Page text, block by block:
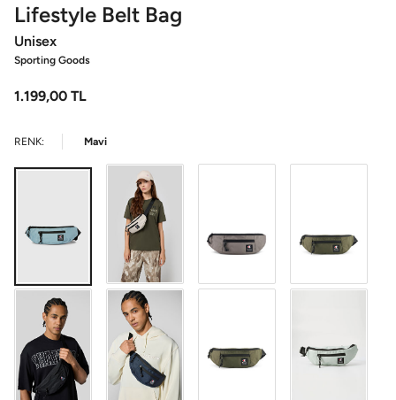
Lifestyle Belt Bag
Unisex
Sporting Goods
1.199,00 TL
RENK: Mavi